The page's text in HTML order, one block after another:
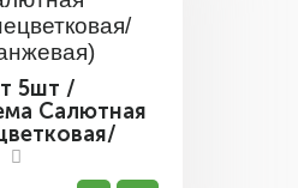
5шт /
Салютная